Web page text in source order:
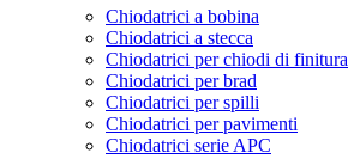
Chiodatrici a bobina
Chiodatrici a stecca
Chiodatrici per chiodi di finitura
Chiodatrici per brad
Chiodatrici per spilli
Chiodatrici per pavimenti
Chiodatrici serie APC